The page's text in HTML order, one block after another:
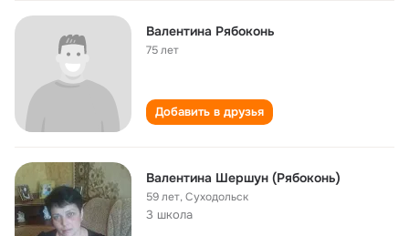
Валентина Рябоконь
75 лет
Добавить в друзья
Валентина Шершун (Рябоконь)
59 лет,Суходольск
3 школа